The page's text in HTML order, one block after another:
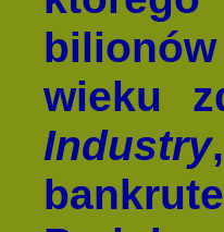
wieku
Industry